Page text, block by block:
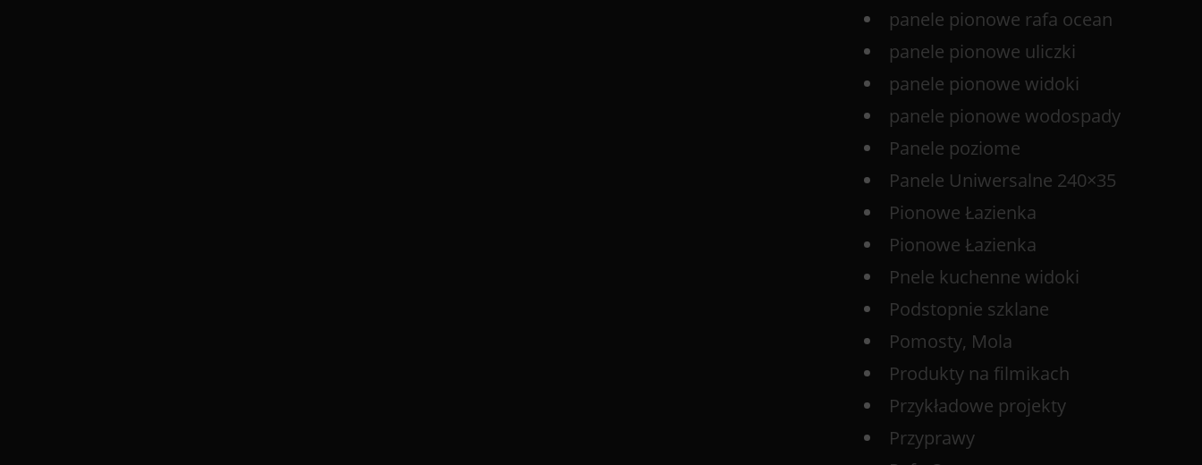
panele pionowe rafa ocean
panele pionowe uliczki
panele pionowe widoki
panele pionowe wodospady
Panele poziome
Panele Uniwersalne 240×35
Pionowe Łazienka
Pionowe Łazienka
Pnele kuchenne widoki
Podstopnie szklane
Pomosty, Mola
Produkty na filmikach
Przykładowe projekty
Przyprawy